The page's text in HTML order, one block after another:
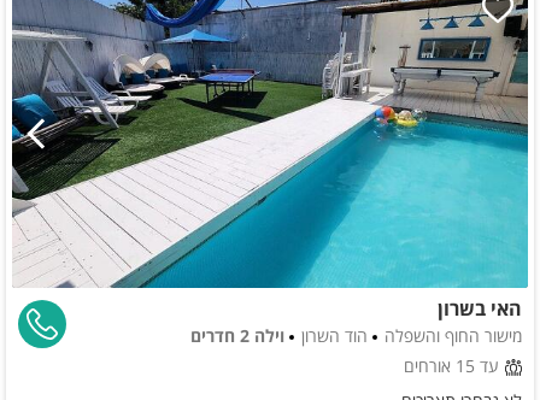
האי בשרון
מישור החוף והשפלה הוד השרון
וילה 2 חדרים
עד 15 אורחים